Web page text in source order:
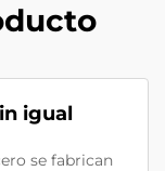
igual
se fabrican